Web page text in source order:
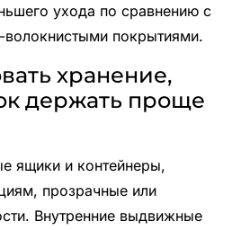
ухода по сравнению с
покрытиями.
хранение,
держать проще
ящики и контейнеры,
прозрачные или
Внутренние выдвижные